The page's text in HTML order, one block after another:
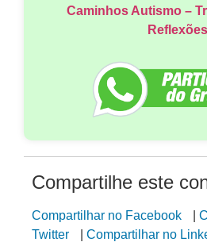
Caminhos Autismo –
Reflexões
Compartilhe este
Compartilhar no Facebook
Twitter
Compartilhar no